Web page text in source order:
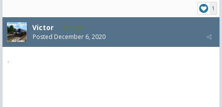
1
Victor 1,255
Posted December 6, 2020
.